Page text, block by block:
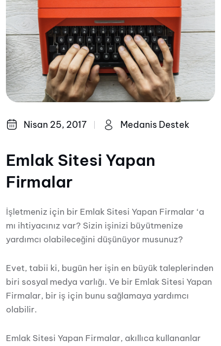
Nisan 25, 2017 Medanis Destek
Emlak Sitesi Yapan
Firmalar
İşletmeniz için bir Emlak Sitesi Yapan Firmalar ‘a
mı ihtiyacınız var? Sizin işinizi büyütmenize
yardımcı olabileceğini düşünüyor musunuz?
Evet, tabii ki, bugün her işin en büyük taleplerinden
biri sosyal medya varlığı. Ve bir Emlak Sitesi Yapan
Firmalar, bir iş için bunu sağlamaya yardımcı
olabilir.
Emlak Sitesi Yapan Firmalar, akıllıca kullananlar